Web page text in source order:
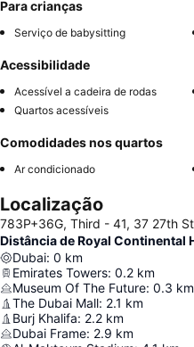
Para crianças
Serviço de babysitting
Acessibilidade
Acessível a cadeira de rodas
Quartos acessíveis
Comodidades nos quartos
Ar condicionado
Localização
783P+36G, Third - 41, 37 27th
Distância de Royal Continental
Dubai: 0 km
Emirates Towers: 0.2 km
Museum Of The Future: 0.3 km
The Dubai Mall: 2.1 km
Burj Khalifa: 2.2 km
Dubai Frame: 2.9 km